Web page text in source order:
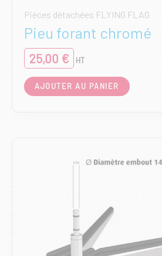
Pièces détachées FLYING FLAG
Pieu forant chromé
25,00 € HT
AJOUTER AU PANIER